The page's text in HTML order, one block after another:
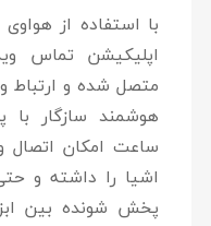
متصل شده و ارتباط
هوشمند سازگار با
ساعت امکان اتصال و
پخش شونده بین